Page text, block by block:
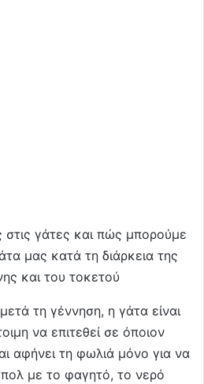
στις γάτες και πώς μπορούμε
μας κατά τη διάρκεια της
και του τοκετού
τη γέννηση, η γάτα είναι
να επιτεθεί σε όποιον
αφήνει τη φωλιά μόνο για να
με το φαγητό, το νερό